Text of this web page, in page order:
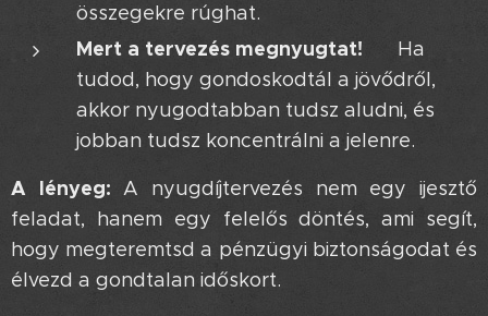
összegekre rúghat.
Mert a tervezés megnyugtat! 😌 Ha
tudod, hogy gondoskodtál a jövődről,
akkor nyugodtabban tudsz aludni, és
jobban tudsz koncentrálni a jelenre.
A lényeg: A nyugdíjtervezés nem egy ijesztő
feladat, hanem egy felelős döntés, ami segít,
hogy megteremtsd a pénzügyi biztonságodat és
élvezd a gondtalan időskort.